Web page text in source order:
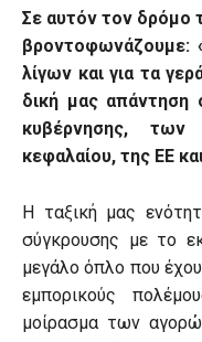
Σε αυτόν τον δρόμο
βροντοφωνάζουμε:
λίγων και για τα
δική μας απάντηση
κυβέρνησης,
κεφαλαίου, της ΕΕ
Η ταξική μας
σύγκρουσης με το
μεγάλο όπλο που
εμπορικούς
μοίρασμα των